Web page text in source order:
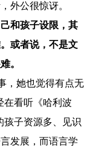
外公很惊讶。
和孩子设限，其
或者说，不是文
。
，她也觉得有点无
在看听《哈利波
孩子资源多、见识
发展，而语言学